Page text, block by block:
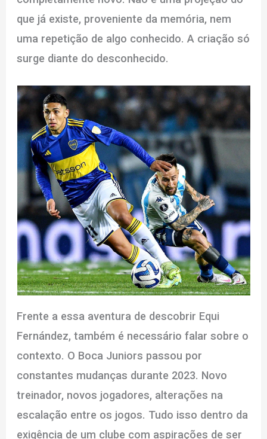
que já existe, proveniente da memória, nem
uma repetição de algo conhecido. A criação só
surge diante do desconhecido.
Frente a essa aventura de descobrir Equi
Fernández, também é necessário falar sobre o
contexto. O Boca Juniors passou por
constantes mudanças durante 2023. Novo
treinador, novos jogadores, alterações na
escalação entre os jogos. Tudo isso dentro da
exigência de um clube com aspirações de ser